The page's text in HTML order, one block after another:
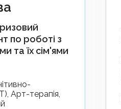
по роботі з
та їх сім'ями
Арт-терапія,